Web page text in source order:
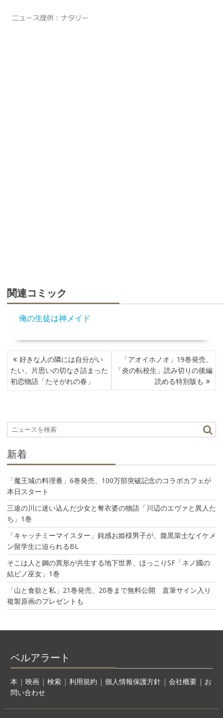
関連コミック
俺の生徒は神メイド
投
稿
ナ
ビ
シ
ョ
好きな人の隣には自分がい
たい、片思いの切なさ詰まった
初恋物語「たそがれの春」
「アオイホノオ」19巻発売、
「炎の転校生」読み切りの後編
読める特別版も
新着
「魔王城の料理番」6巻発売、100万部突破記念のコラボカフェが
本日スタート
三途の川に迷い込んだ少女と奪衣婆の物語「川辺のエヴァと異人た
ち」1巻
「キャッチミーマイスター」鈍感お姫様男子が、腹黒策士なイケメ
ン留学生に迫られるBL
そこは人と鋼の異形が共生する地下世界、ほっこりSF「ネノ國の
結ビノ巫女」1巻
「山と食欲と私」21巻発売、20巻まで無料公開 直筆サイン入り
複製原画のプレゼントも
ベルアラート
本 | 映画| 検索| 利用規約 | 個人情報保護方針| 会社概要| お
問い合わせ